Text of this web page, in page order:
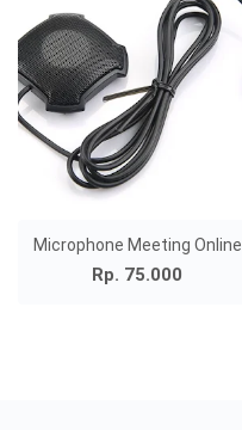
Microphone Meeting Online
Rp. 75.000